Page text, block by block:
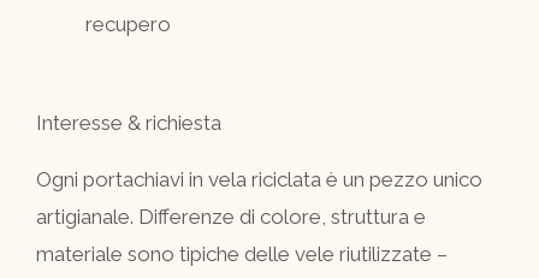
recupero
Interesse & richiesta
Ogni portachiavi in vela riciclata è un pezzo unico
artigianale. Differenze di colore, struttura e
materiale sono tipiche delle vele riutilizzate –